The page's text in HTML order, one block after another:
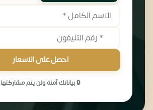
احصل على الاسعار
🔒 بياناتك آمنة ولن يتم مشاركتها